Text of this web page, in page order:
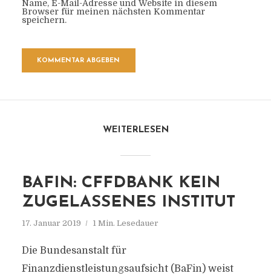
Name, E-Mail-Adresse und Website in diesem
Browser für meinen nächsten Kommentar
speichern.
WEITERLESEN
BAFIN: CFFDBANK KEIN
ZUGELASSENES INSTITUT
17. Januar 2019 1 Min. Lesedauer
Die Bundesanstalt für
Finanzdienstleistungsaufsicht (BaFin) weist